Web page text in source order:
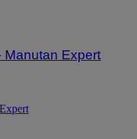
Manutan Expert